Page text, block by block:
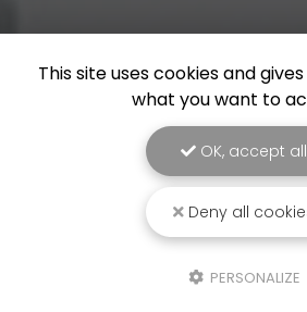
This site uses cookies and
what you want to
OK, accept all
Deny all
PERSONALIZE